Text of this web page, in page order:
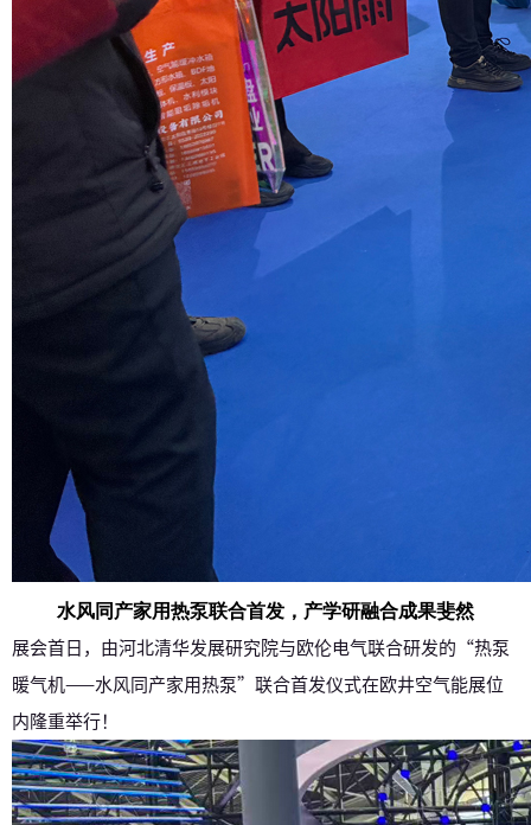
水风同产家用热泵联合首发，产学研融合成果斐然
展会首日，由河北清华发展研究院与欧伦电气联合研发的“热泵
暖气机——水风同产家用热泵”联合首发仪式在欧井空气能展位
内隆重举行！